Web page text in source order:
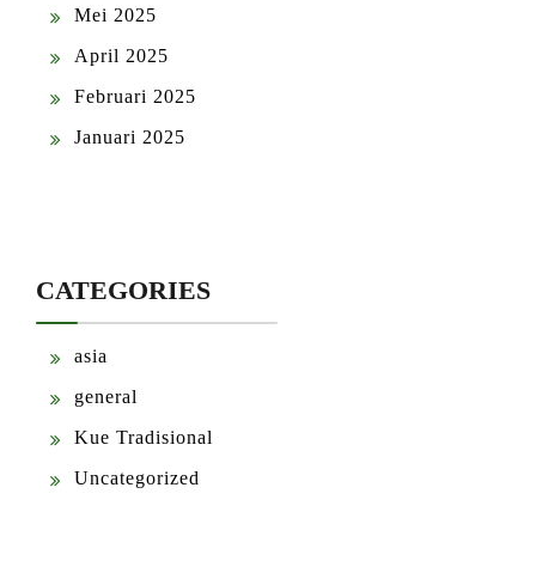
Mei 2025
April 2025
Februari 2025
Januari 2025
CATEGORIES
asia
general
Kue Tradisional
Uncategorized